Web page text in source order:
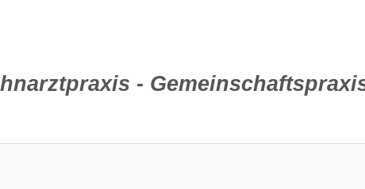
-